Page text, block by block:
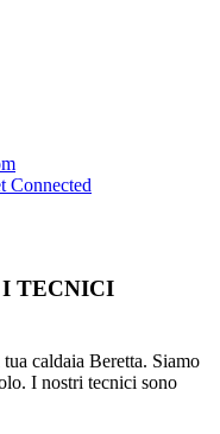
Connected
TECNICI
caldaia Beretta. Siamo
I nostri tecnici sono